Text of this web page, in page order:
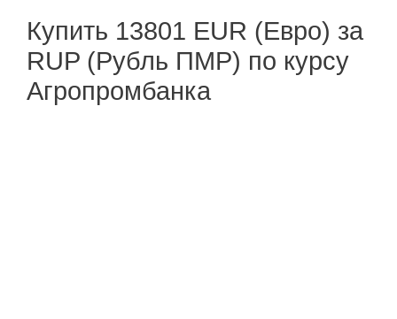
Купить 13801 EUR (Евро) за
RUP (Рубль ПМР) по курсу
Агропромбанка